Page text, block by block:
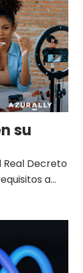
para
y los
su
Real Decreto
a
especial